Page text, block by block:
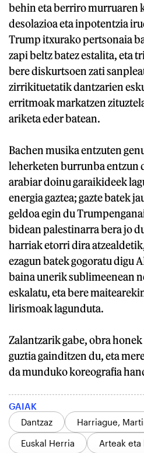
behin eta berriro murruaren
desolazioa eta inpotentzia
Trump itxurako pertsonaia
zapi beltz batez estalita, eta
bere diskurtsoen zati
zirrikituetatik dantzarien
erritmoak markatzen
ariketa eder batean.
Bachen musika entzuten
leherketen burrunba entzun
arabiar doinu garaikideek
energia gaztea; gazte batek
geldoa egin du
bidean palestinarra bera jo
harriak etorri dira
ezagun batek gogoratu digu
baina unerik sublimeenean
eskalatu, eta bere
lirismoak lagunduta.
Zalantzarik gabe, obra
guztia gainditzen du, eta
da munduko koreografia
GAIAK
Dantzaz
Harriague,
Euskal Herria
Arteak eta